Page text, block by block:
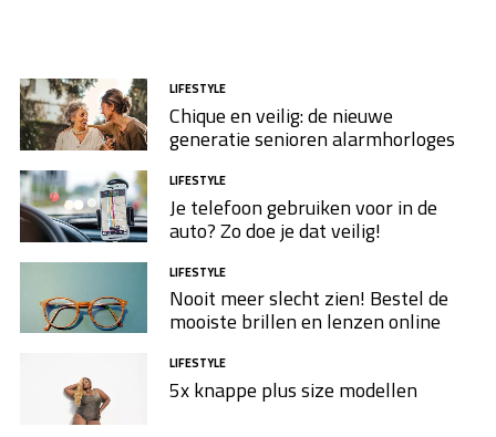
LIFESTYLE
Chique en veilig: de nieuwe
generatie senioren alarmhorloges
LIFESTYLE
Je telefoon gebruiken voor in de
auto? Zo doe je dat veilig!
LIFESTYLE
Nooit meer slecht zien! Bestel de
mooiste brillen en lenzen online
LIFESTYLE
5x knappe plus size modellen​